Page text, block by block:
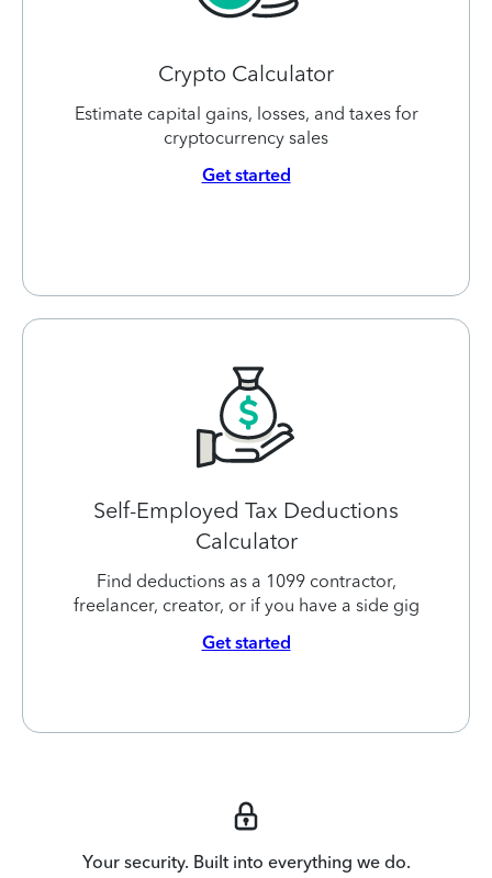
Crypto Calculator
Estimate capital gains, losses, and taxes for
cryptocurrency sales
Get started
Self-Employed Tax Deductions
Calculator
Find deductions as a 1099 contractor,
freelancer, creator, or if you have a side gig
Get started
Your security. Built into everything we do.